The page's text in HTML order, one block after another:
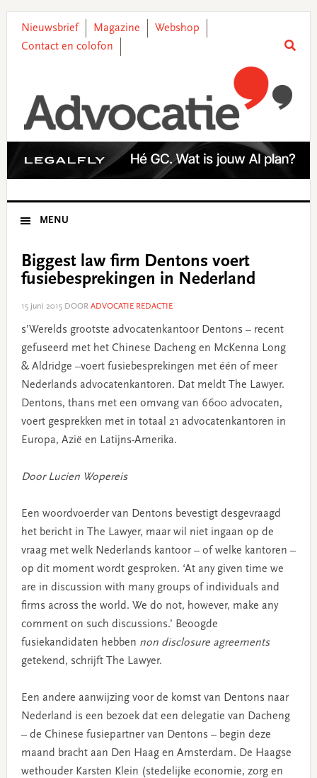
primary
main
primary
footer
Nieuwsbrief Magazine
Webshop
Contact en colofon
MENU
Biggest law firm Dentons voert
fusiebesprekingen in Nederland
15 juni 2015DOOR ADVOCATIE REDACTIE
s’Werelds grootste advocatenkantoor Dentons – recent
gefuseerd met het Chinese Dacheng en McKenna Long
& Aldridge –voert fusiebesprekingen met één of meer
Nederlands advocatenkantoren. Dat meldt The Lawyer.
Dentons, thans met een omvang van 6600 advocaten,
voert gesprekken met in totaal 21 advocatenkantoren in
Europa, Azië en Latijns-Amerika.
Door Lucien Wopereis
Een woordvoerder van Dentons bevestigt desgevraagd
het bericht in The Lawyer, maar wil niet ingaan op de
vraag met welk Nederlands kantoor – of welke kantoren –
op dit moment wordt gesproken. ‘At any given time we
are in discussion with many groups of individuals and
firms across the world. We do not, however, make any
comment on such discussions.’ Beoogde
fusiekandidaten hebben non disclosure agreements
getekend, schrijft The Lawyer.
Een andere aanwijzing voor de komst van Dentons naar
Nederland is een bezoek dat een delegatie van Dacheng
– de Chinese fusiepartner van Dentons – begin deze
maand bracht aan Den Haag en Amsterdam. De Haagse
wethouder Karsten Klein (stedelijke economie, zorg en